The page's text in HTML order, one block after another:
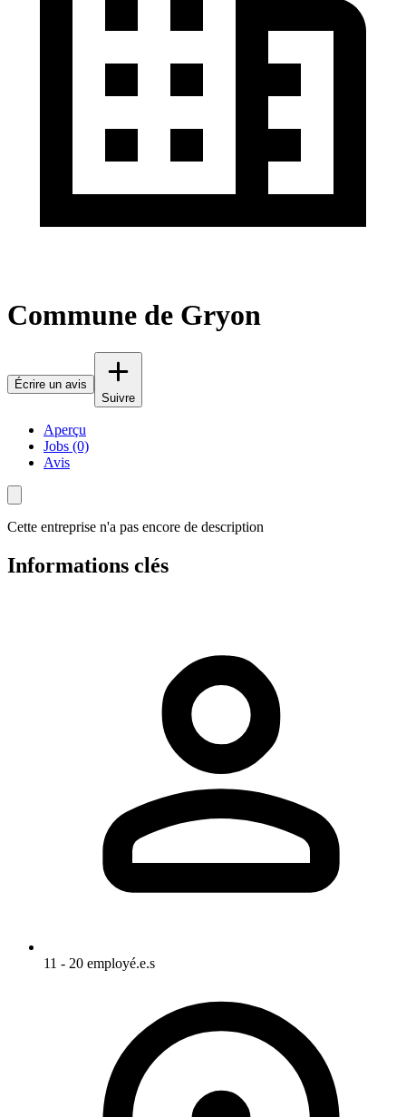
Commune de Gryon
Écrire un avis
Suivre
Aperçu
Jobs (0)
Avis
Cette entreprise n'a pas encore de description
Informations clés
11 - 20 employé.e.s